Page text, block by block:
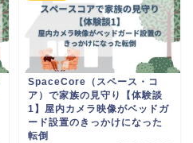
SpaceCore（スペース・コ
ア）で家族の見守り【体験談
1】屋内カメラ映像がベッドガ
ード設置のきっかけになった
転倒